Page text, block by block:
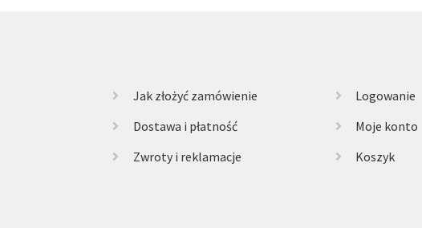
Jak złożyć zamówienie
Dostawa i płatność
Zwroty i reklamacje
Logowanie
Moje konto
Koszyk